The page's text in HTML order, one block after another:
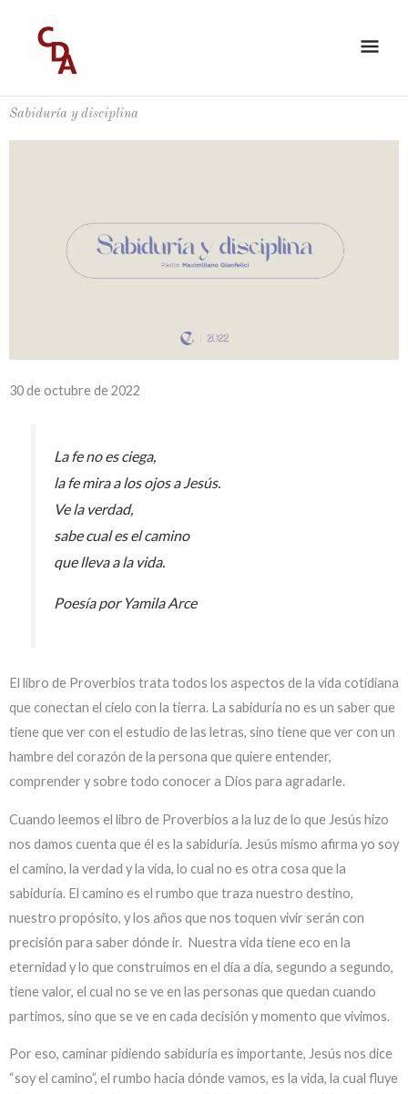
contenido
Sabiduría y disciplina
30 de octubre de 2022
La fe no es ciega,
la fe mira a los ojos a Jesús.
Ve la verdad,
sabe cual es el camino
que lleva a la vida.
Poesía por Yamila Arce
El libro de Proverbios trata todos los aspectos de la vida cotidiana
que conectan el cielo con la tierra. La sabiduría no es un saber que
tiene que ver con el estudio de las letras, sino tiene que ver con un
hambre del corazón de la persona que quiere entender,
comprender y sobre todo conocer a Dios para agradarle.
Cuando leemos el libro de Proverbios a la luz de lo que Jesús hizo
nos damos cuenta que él es la sabiduría. Jesús mismo afirma yo soy
el camino, la verdad y la vida, lo cual no es otra cosa que la
sabiduría. El camino es el rumbo que traza nuestro destino,
nuestro propósito, y los años que nos toquen vivir serán con
precisión para saber dónde ir. Nuestra vida tiene eco en la
eternidad y lo que construimos en el día a día, segundo a segundo,
tiene valor, el cual no se ve en las personas que quedan cuando
partimos, sino que se ve en cada decisión y momento que vivimos.
Por eso, caminar pidiendo sabiduría es importante, Jesús nos dice
“soy el camino”, el rumbo hacia dónde vamos, es la vida, la cual fluye